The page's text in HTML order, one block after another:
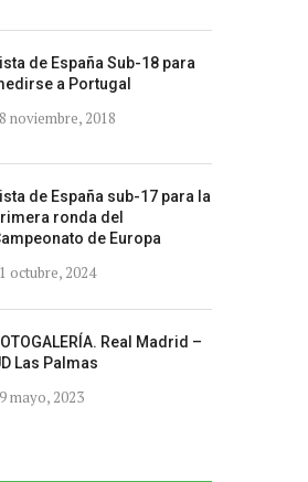
de España Sub-18 para
a Portugal
noviembre, 2018
de España sub-17 para la
ronda del
de Europa
octubre, 2024
Real Madrid –
Las Palmas
mayo, 2023